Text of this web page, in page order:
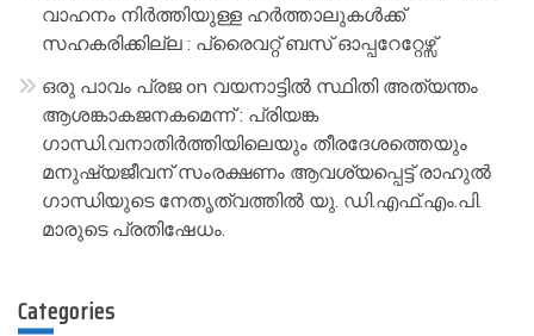
വാഹനം നിർത്തിയുള്ള ഹർത്താലുകൾക്ക്
സഹകരിക്കില്ല : പ്രൈവറ്റ് ബസ് ഓപ്പറേറ്റേഴ്സ്
ഒരു പാവം പ്രജon വയനാട്ടിൽ സ്ഥിതി അത്യന്തം
ആശങ്കാകജനകമെന്ന് : പ്രിയങ്ക
ഗാന്ധി.വനാതിർത്തിയിലെയും തീരദേശത്തെയും
മനുഷ്യജീവന് സംരക്ഷണം ആവശ്യപ്പെട്ട് രാഹുൽ
ഗാന്ധിയുടെ നേതൃത്വത്തിൽ യു. ഡി.എഫ്.എം.പി.
മാരുടെ പ്രതിഷേധം.
Categories